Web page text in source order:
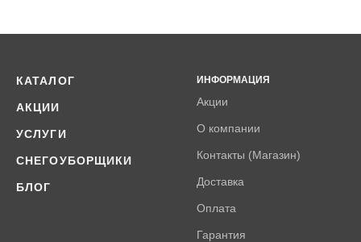
КАТАЛОГ
АКЦИИ
УСЛУГИ
СНЕГОУБОРЩИКИ
БЛОГ
ИНФОРМАЦИЯ
Акции
О компании
Контакты (Магазин)
Доставка
Оплата
Гарантия